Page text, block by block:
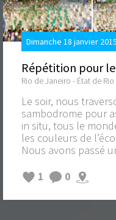
Dimanche 18 janvier
Répétition pour
Rio de Janeiro - État de
Le soir, nous
sambodrome pour
in situ, tous le
les couleurs de
Nous avons passé
1
0